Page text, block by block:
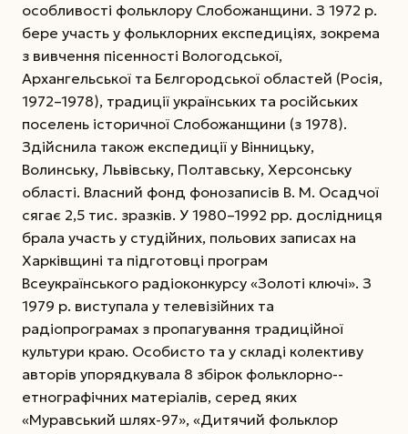
особливості фольклору Слобожанщини. З 1972 р.
бере участь у фольклорних експедиціях, зокрема
з вивчення пісенності Вологодської,
Архангельської та Бєлгородської областей (Росія,
1972–1978), традиції українських та російських
поселень історичної Слобожанщини (з 1978).
Здійснила також експедиції у Він­ницьку,
Волинську, Львівську, Полтавську, Херсонську
області. Власний фонд фонозаписів В. М. Осадчої
сягає 2,5 тис. зразків. У 1980–1992 рр. дослідниця
брала участь у студійних, польових записах на
Харківщині та підготовці програм
Всеукраїнського радіоконкурсу «Золоті ключі». З
1979 р. виступала у телевізійних та
радіопрограмах з пропагування традиційної
культури краю. Особисто та у складі колективу
авторів упорядкувала 8 збірок фольклорно-­
етнографічних матеріалів, серед яких
«Муравський шлях-97», «Дитячий фольклор